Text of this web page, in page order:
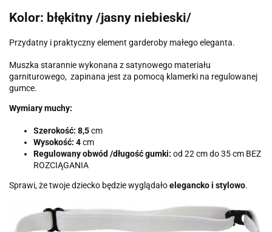
Kolor: błękitny /jasny niebieski/
Przydatny i praktyczny element garderoby małego eleganta.
Muszka starannie wykonana z satynowego materiału
garniturowego, zapinana jest za pomocą klamerki na regulowanej
gumce.
Wymiary muchy:
Szerokość: 8,5cm
Wysokość: 4cm
Regulowany obwód /długość gumki: od 22 cm do 35 cm BEZ
ROZCIĄGANIA
Sprawi, że twoje dziecko będzie wyglądałoelegancko i stylowo.